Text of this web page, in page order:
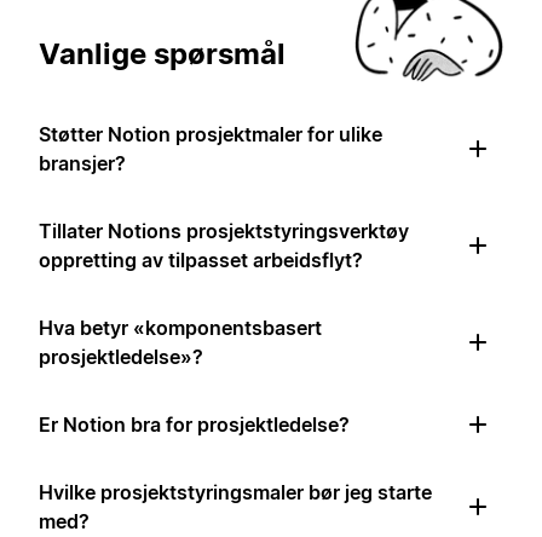
Vanlige spørsmål
Støtter Notion prosjektmaler for ulike
bransjer?
Tillater Notions prosjektstyringsverktøy
oppretting av tilpasset arbeidsflyt?
Hva betyr «komponentsbasert
prosjektledelse»?
Er Notion bra for prosjektledelse?
Hvilke prosjektstyringsmaler bør jeg starte
med?